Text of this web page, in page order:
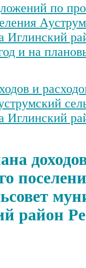
по
Иглинский
и на
и
Иглинский
район